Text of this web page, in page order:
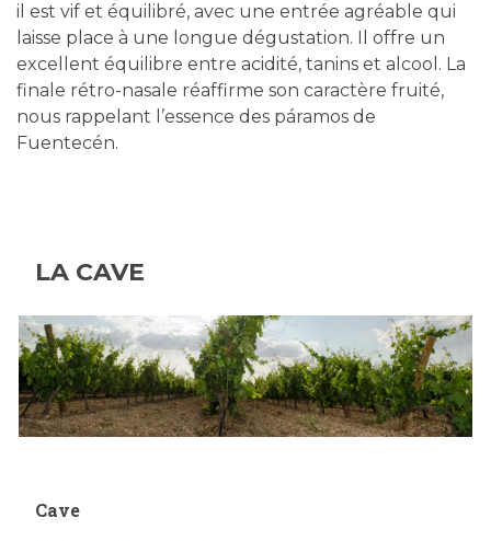
il est vif et équilibré, avec une entrée agréable qui
laisse place à une longue dégustation. Il offre un
excellent équilibre entre acidité, tanins et alcool. La
finale rétro-nasale réaffirme son caractère fruité,
nous rappelant l’essence des páramos de
Fuentecén.
LA CAVE
Cave